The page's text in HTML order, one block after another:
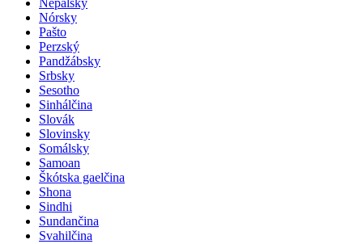
Nepálsky
Nórsky
Pašto
Perzský
Pandžábsky
Srbsky
Sesotho
Sinhálčina
Slovák
Slovinsky
Somálsky
Samoan
Škótska gaelčina
Shona
Sindhi
Sundančina
Svahilčina